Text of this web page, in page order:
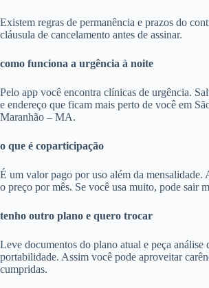
Existem regras de permanência e prazos do
cláusula de cancelamento antes de assinar.
como funciona a urgência à noite
Pelo app você encontra clínicas de urgência.
e endereço que ficam mais perto de você em
Maranhão – MA.
o que é coparticipação
É um valor pago por uso além da mensalidade.
o preço por mês. Se você usa muito, pode sair
tenho outro plano e quero trocar
Leve documentos do plano atual e peça análise
portabilidade. Assim você pode aproveitar
cumpridas.